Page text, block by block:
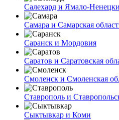
Салехард и Ямало-
Самара и Самарская
Саранск и Мордовия
Саратов и Саратовская
Смоленск и Смоленская
Ставрополь и
Сыктывкар и Коми